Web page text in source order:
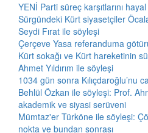
YENİ Parti süreç karşıtlarını hayal
Sürgündeki Kürt siyasetçiler
Seydi Fırat ile söyleşi
Çerçeve Yasa referanduma
Kürt sokağı ve Kürt hareketinin
Ahmet Yıldırım ile söyleşi
1034 gün sonra Kılıçdaroğlu’nu
Behlül Özkan ile söyleşi: Prof.
akademik ve siyasi serüveni
Mümtaz'er Türköne ile söyleşi:
nokta ve bundan sonrası